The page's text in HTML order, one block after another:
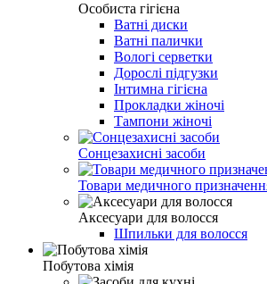
Особиста гігієна
Ватні диски
Ватні палички
Вологі серветки
Дорослі підгузки
Інтимна гігієна
Прокладки жіночі
Тампони жіночі
Сонцезахисні засоби
Товари медичного
Аксесуари для волосся
Шпильки для волосся
Побутова хімія